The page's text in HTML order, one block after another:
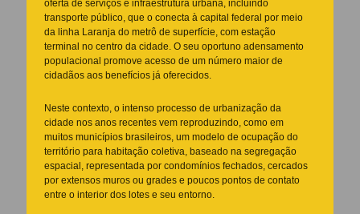
oferta de serviços e infraestrutura urbana, incluindo
transporte público, que o conecta à capital federal por meio
da linha Laranja do metrô de superfície, com estação
terminal no centro da cidade. O seu oportuno adensamento
populacional promove acesso de um número maior de
cidadãos aos benefícios já oferecidos.
Neste contexto, o intenso processo de urbanização da
cidade nos anos recentes vem reproduzindo, como em
muitos municípios brasileiros, um modelo de ocupação do
território para habitação coletiva, baseado na segregação
espacial, representada por condomínios fechados, cercados
por extensos muros ou grades e poucos pontos de contato
entre o interior dos lotes e seu entorno.